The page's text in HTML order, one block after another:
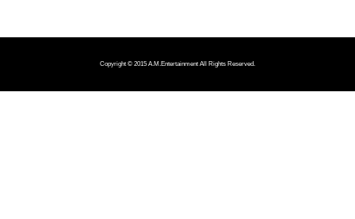
Copyright © 2015 A.M.Entertainment All Rights Reserved.